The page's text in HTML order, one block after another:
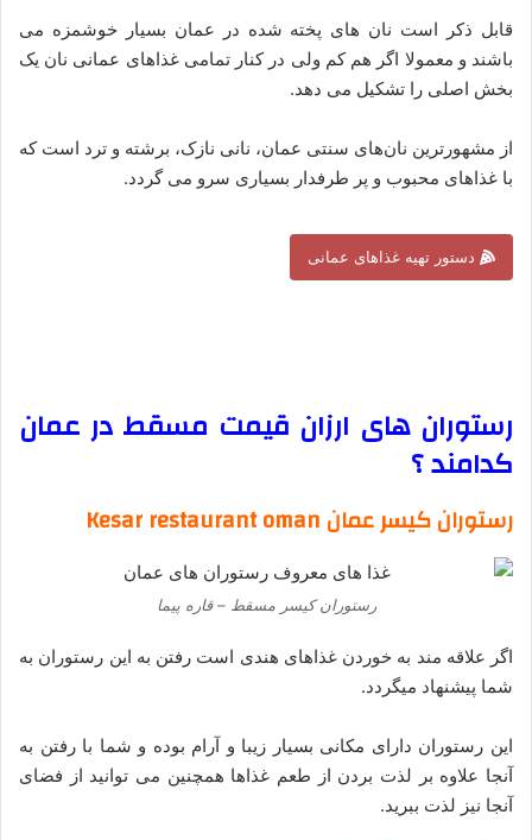
قابل ذکر است نان های پخته شده در عمان بسیار خوشمزه می
باشند و معمولا اگر هم کم ولی در کنار تمامی غذاهای عمانی نان یک
بخش اصلی را تشکیل می دهد.
از مشهورترین نان‌های سنتی عمان، نانی نازک، برشته و ترد است که
با غذاهای محبوب و پر طرفدار بسیاری سرو می گردد.
دستور تهیه غذاهای عمانی
رستوران های ارزان قیمت مسقط در عمان
کدامند ؟
رستوران کیسر عمان Kesar restaurant oman
رستوران کیسر مسقط – قاره پیما
اگر علاقه مند به خوردن غذاهای هندی است رفتن به این رستوران به
شما پیشنهاد میگردد.
این رستوران دارای مکانی بسیار زیبا و آرام بوده و شما با رفتن به
آنجا علاوه بر لذت بردن از طعم غذاها همچنین می توانید از فضای
آنجا نیز لذت ببرید.